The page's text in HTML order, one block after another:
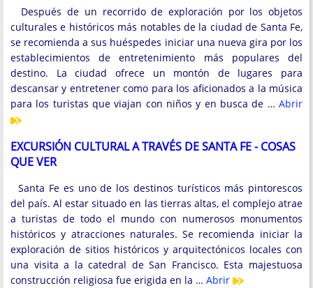
Después de un recorrido de exploración por los objetos
culturales e históricos más notables de la ciudad de Santa Fe,
se recomienda a sus huéspedes iniciar una nueva gira por los
establecimientos de entretenimiento más populares del
destino. La ciudad ofrece un montón de lugares para
descansar y entretener como para los aficionados a la música
para los turistas que viajan con niños y en busca de … Abrir
EXCURSIÓN CULTURAL A TRAVÉS DE SANTA FE - COSAS
QUE VER
Santa Fe es uno de los destinos turísticos más pintorescos
del país. Al estar situado en las tierras altas, el complejo atrae
a turistas de todo el mundo con numerosos monumentos
históricos y atracciones naturales. Se recomienda iniciar la
exploración de sitios históricos y arquitectónicos locales con
una visita a la catedral de San Francisco. Esta majestuosa
construcción religiosa fue erigida en la … Abrir